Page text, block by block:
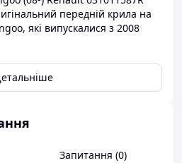
передній крила на
які випускалися з 2008
мають дуже високі
з високою якістю металу, а
автомобіля, настійно
необхідну запчастину.
Запитання (0)